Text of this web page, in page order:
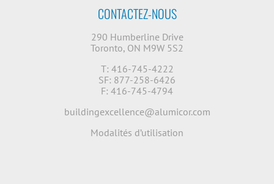
CONTACTEZ-NOUS
290 Humberline Drive
Toronto, ON M9W 5S2
T: 416-745-4222
SF: 877-258-6426
F: 416-745-4794
buildingexcellence@alumicor.com
Modalités d’utilisation